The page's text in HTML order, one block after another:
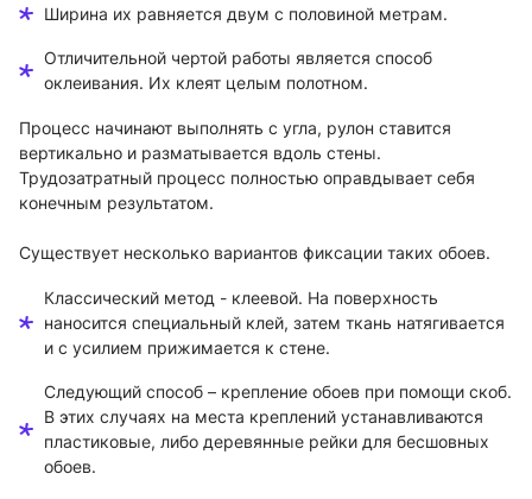
Ширина их равняется двум с половиной метрам.
Отличительной чертой работы является способ
оклеивания. Их клеят целым полотном.
Процесс начинают выполнять с угла, рулон ставится
вертикально и разматывается вдоль стены.
Трудозатратный процесс полностью оправдывает себя
конечным результатом.
Существует несколько вариантов фиксации таких обоев.
Классический метод - клеевой. На поверхность
наносится специальный клей, затем ткань натягивается
и с усилием прижимается к стене.
Следующий способ – крепление обоев при помощи скоб.
В этих случаях на места креплений устанавливаются
пластиковые, либо деревянные рейки для бесшовных
обоев.